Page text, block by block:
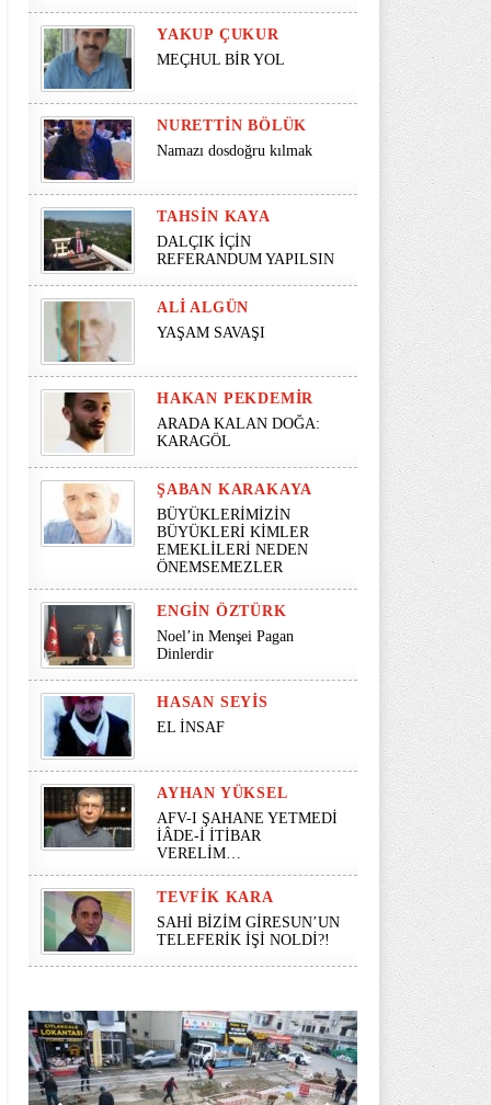
YAKUP ÇUKUR
MEÇHUL BİR YOL
NURETTIN BÖLÜK
Namazı dosdoğru kılmak
TAHSIN KAYA
DALÇIK İÇİN
REFERANDUM YAPILSIN
ALI ALGÜN
YAŞAM SAVAŞI
HAKAN PEKDEMIR
ARADA KALAN DOĞA:
KARAGÖL
ŞABAN KARAKAYA
BÜYÜKLERİMİZİN
BÜYÜKLERİ KİMLER
EMEKLİLERİ NEDEN
ÖNEMSEMEZLER
ENGIN ÖZTÜRK
Noel’in Menşei Pagan
Dinlerdir
HASAN SEYİS
EL İNSAF
AYHAN YÜKSEL
AFV-I ŞAHANE YETMEDİ
İÂDE-İ İTİBAR
VERELİM…
TEVFIK KARA
SAHİ BİZİM GİRESUN’UN
TELEFERİK İŞİ NOLDİ?!